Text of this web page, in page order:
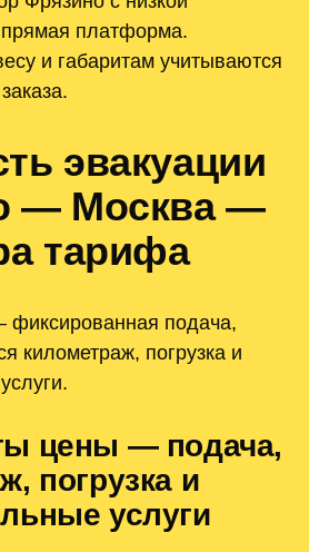
платформа.
и габаритам учитываются
эвакуации
— Москва —
тарифа
подача,
километраж, погрузка и
цены — подача,
погрузка и
услуги